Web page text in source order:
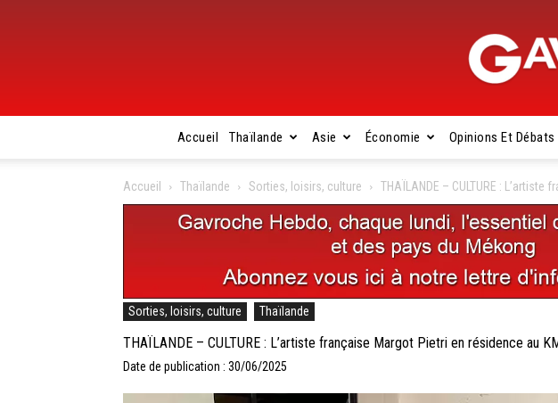
Accueil Thaïlande Asie Économie Opinions Et Débats
Accueil Thaïlande Sorties, loisirs, culture THAÏLANDE – CULTURE :
Sorties, loisirs, culture Thaïlande
THAÏLANDE – CULTURE : L’artiste française Margot Pietri en résidence au
Date de publication : 30/06/2025